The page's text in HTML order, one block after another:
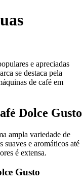
e apreciadas
se destaca pela
de café em
Dolce Gusto
ampla variedade de
suaves e aromáticos até
é extensa.
Gusto